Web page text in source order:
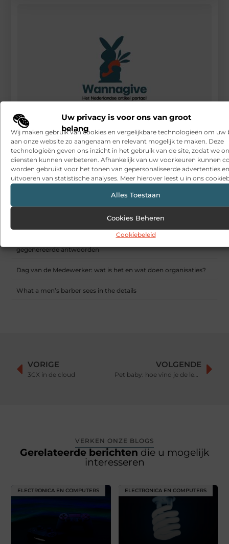
Uw privacy is voor ons van groot
belang
Wij maken gebruik van cookies en vergelijkbare technologieën om uw
aan onze website zo aangenaam en relevant mogelijk te maken. Deze
technologieën geven ons inzicht in het gebruik van de site, zodat we
diensten kunnen verbeteren. Afhankelijk van uw voorkeuren kunnen
worden gebruikt voor het tonen van gepersonaliseerde advertenties
uitvoeren van statistische analyses. Meer hierover leest u in ons
Alles Toestaan
Cookies Beheren
Cookiebeleid
Het voordeel van onafhankelijk ICT-advies
RECENTE BERICHTEN
Snelle sfeerverbetering met accessoires die altijd passen
Een deur die open blijft zonder gedoe
Sitcon: Specialist in beveiligingsoplossingen en
gegenereerde antwoorden
Dag van de Medewerker: wat is het en wat doen organisaties?
What a men’s barber sees in the details
VORIGE
3CX in de cloud
VOLGENDE
Pet baby: hoe vind je de leukste?
VERKEN ONZE BLOGS
Gerelateerde berichten die u mogelijk
interesseren
ELECTRONICA EN COMPUTERS ELECTRONICA EN COMPUTERS